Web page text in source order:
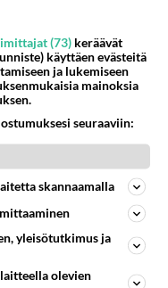
vaan mataloituu
mihinkään pääse.
kuten joillain
Joillain mieslaulajilla
kuten oli kävi
Helenan ääni,
Helenan tulkinta on
ja se kuuluu!
(73) keräävät
käyttäen evästeitä
ja lukemiseen
mainoksia
seuraaviin:
skannaamalla
yleisötutkimus ja
olevien